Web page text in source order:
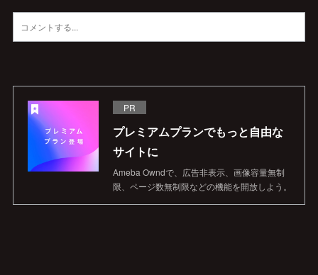
PR
プレミアムプランでもっと自由な
サイトに
Ameba Owndで、広告非表示、画像容量無制
限、ページ数無制限などの機能を開放しよう。